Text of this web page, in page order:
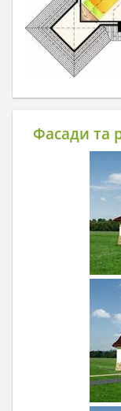
Фасади та